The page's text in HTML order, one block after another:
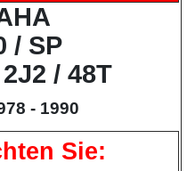
/ SP
/ 48T
- 1990
Sie: